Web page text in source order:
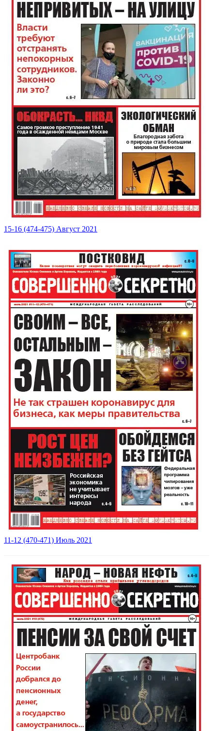
15-16 (474-475) Август 2021
11-12 (470-471) Июль 2021